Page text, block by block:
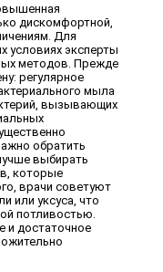
дискомфортной,
Для
условиях эксперты
методов. Прежде
регулярное
мыла
вызывающих
обратить
выбирать
которые
врачи советуют
или уксуса, что
потливостью.
и достаточное